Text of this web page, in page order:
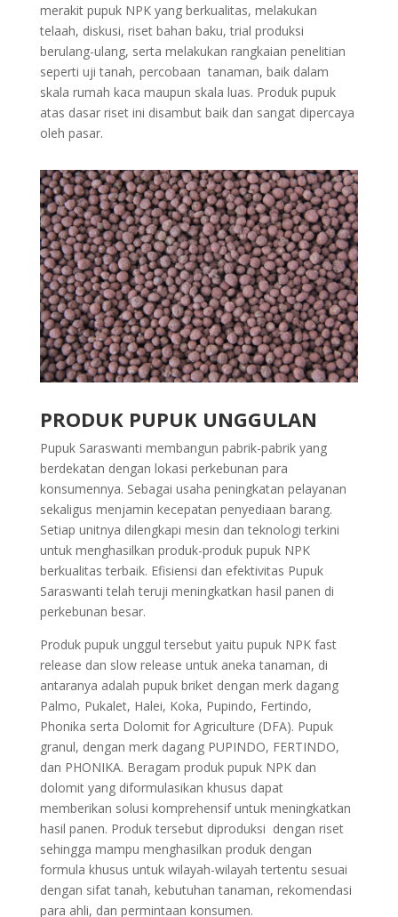
merakit pupuk NPK yang berkualitas, melakukan
telaah, diskusi, riset bahan baku, trial produksi
berulang-ulang, serta melakukan rangkaian penelitian
seperti uji tanah, percobaan tanaman, baik dalam
skala rumah kaca maupun skala luas. Produk pupuk
atas dasar riset ini disambut baik dan sangat dipercaya
oleh pasar.
PRODUK PUPUK UNGGULAN
Pupuk Saraswanti membangun pabrik-pabrik yang
berdekatan dengan lokasi perkebunan para
konsumennya. Sebagai usaha peningkatan pelayanan
sekaligus menjamin kecepatan penyediaan barang.
Setiap unitnya dilengkapi mesin dan teknologi terkini
untuk menghasilkan produk-produk pupuk NPK
berkualitas terbaik. Efisiensi dan efektivitas Pupuk
Saraswanti telah teruji meningkatkan hasil panen di
perkebunan besar.
Produk pupuk unggul tersebut yaitu pupuk NPK fast
release dan slow release untuk aneka tanaman, di
antaranya adalah pupuk briket dengan merk dagang
Palmo, Pukalet, Halei, Koka, Pupindo, Fertindo,
Phonika serta Dolomit for Agriculture (DFA). Pupuk
granul, dengan merk dagang PUPINDO, FERTINDO,
dan PHONIKA. Beragam produk pupuk NPK dan
dolomit yang diformulasikan khusus dapat
memberikan solusi komprehensif untuk meningkatkan
hasil panen. Produk tersebut diproduksi dengan riset
sehingga mampu menghasilkan produk dengan
formula khusus untuk wilayah-wilayah tertentu sesuai
dengan sifat tanah, kebutuhan tanaman, rekomendasi
para ahli, dan permintaan konsumen.